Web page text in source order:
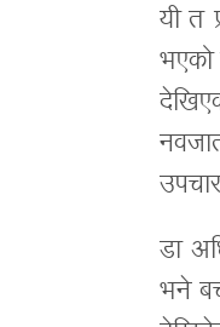
यी त
भएको
डा
भने